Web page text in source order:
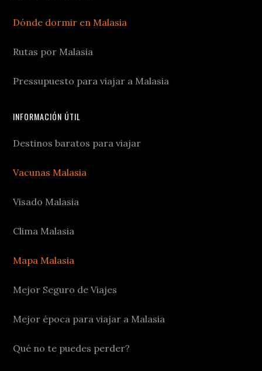
Dónde dormir en Malasia
Rutas por Malasia
Pressupuesto para viajar a Malasia
INFORMACIÓN ÚTIL
Destinos baratos para viajar
Vacunas Malasia
Visado Malasia
Clima Malasia
Mapa Malasia
Mejor Seguro de Viajes
Mejor época para viajar a Malasia
Qué no te puedes perder?